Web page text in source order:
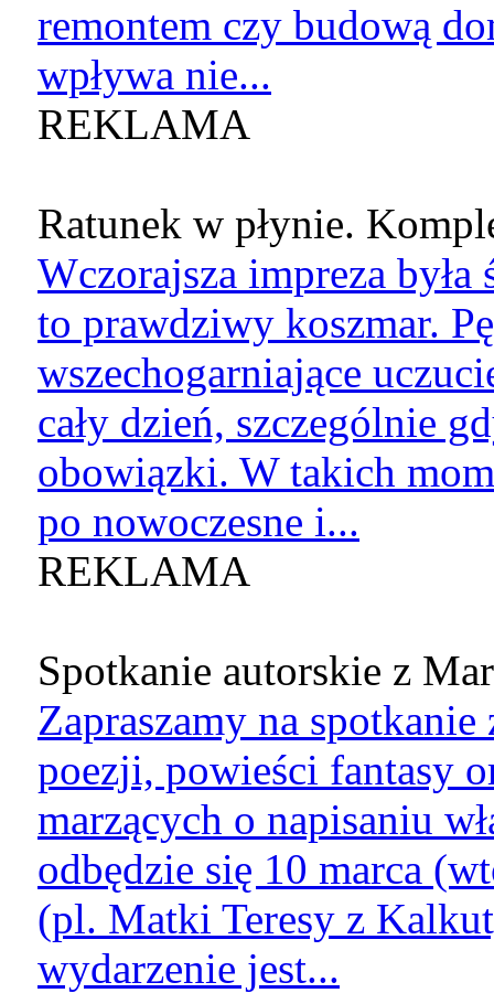
remontem czy budową
wpływa nie...
REKLAMA
Ratunek w płynie.
Wczorajsza impreza
to prawdziwy koszmar.
wszechogarniające
cały dzień, szczególnie
obowiązki. W takich
po nowoczesne i...
REKLAMA
Spotkanie autorskie z
Zapraszamy na
poezji, powieści fantasy
marzących o napisaniu
odbędzie się 10 marca
(pl. Matki Teresy z
wydarzenie jest...